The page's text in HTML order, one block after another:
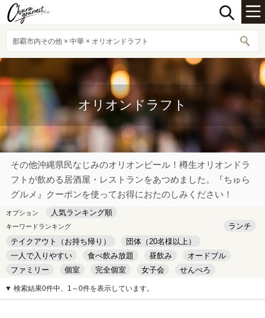
那覇市内その他 × 中華 × オリオンドラフト
オリオンドラフト
その他沖縄県民なじみのオリオンビール！樽生オリオンドラ
フトが飲める居酒屋・レストランをあつめました。『ちゅら
グルメ』クーポンを使ってお得におたのしみください！
オプション 人気ランキング順
キーワードランキング
ランチ
テイクアウト（お持ち帰り）
団体（20名様以上）
一人で入りやすい
食べ飲み放題 昼飲み
オードブル
ファミリー
個室 完全個室 女子会
せんべろ
キッズルーム
安い デート
▼ 検索結果0件中、1～0件を表示しています。